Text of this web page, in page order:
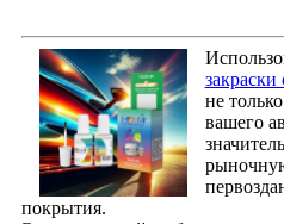
не
вашего
покрытия.